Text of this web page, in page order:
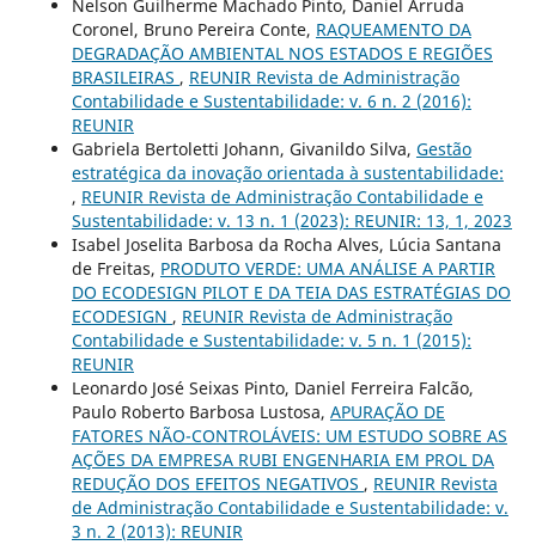
Nelson Guilherme Machado Pinto, Daniel Arruda
Coronel, Bruno Pereira Conte, RAQUEAMENTO DA
DEGRADAÇÃO AMBIENTAL NOS ESTADOS E REGIÕES
BRASILEIRAS , REUNIR Revista de Administração
Contabilidade e Sustentabilidade: v. 6 n. 2 (2016):
REUNIR
Gabriela Bertoletti Johann, Givanildo Silva, Gestão
estratégica da inovação orientada à sustentabilidade:
, REUNIR Revista de Administração Contabilidade e
Sustentabilidade: v. 13 n. 1 (2023): REUNIR: 13, 1, 2023
Isabel Joselita Barbosa da Rocha Alves, Lúcia Santana
de Freitas, PRODUTO VERDE: UMA ANÁLISE A PARTIR
DO ECODESIGN PILOT E DA TEIA DAS ESTRATÉGIAS DO
ECODESIGN , REUNIR Revista de Administração
Contabilidade e Sustentabilidade: v. 5 n. 1 (2015):
REUNIR
Leonardo José Seixas Pinto, Daniel Ferreira Falcão,
Paulo Roberto Barbosa Lustosa, APURAÇÃO DE
FATORES NÃO-CONTROLÁVEIS: UM ESTUDO SOBRE AS
AÇÕES DA EMPRESA RUBI ENGENHARIA EM PROL DA
REDUÇÃO DOS EFEITOS NEGATIVOS , REUNIR Revista
de Administração Contabilidade e Sustentabilidade: v.
3 n. 2 (2013): REUNIR